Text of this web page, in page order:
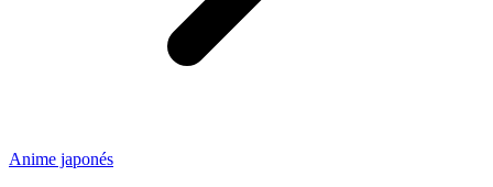
Anime japonés